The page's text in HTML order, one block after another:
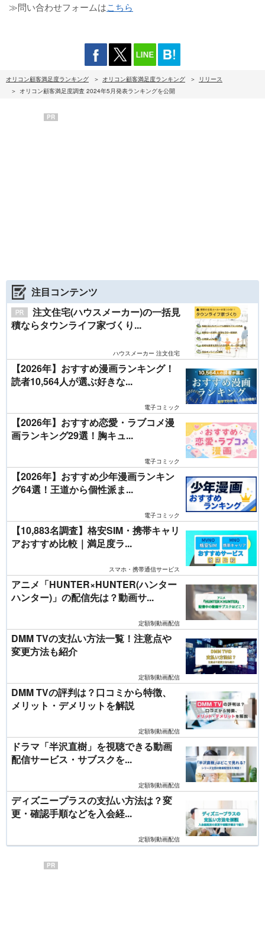
≫問い合わせフォームはこちら
オリコン顧客満足度ランキング オリコン顧客満足度ランキング
リリース
オリコン顧客満足度調査 2024年5月発表ランキングを公開
PR
注目コンテンツ
注文住宅(ハウスメーカー)の一括見
積ならタウンライフ家づくり...
ハウスメーカー 注文住宅
【2026年】おすすめ漫画ランキング！
読者10,564人が選ぶ好きな...
電子コミック
【2026年】おすすめ恋愛・ラブコメ漫
画ランキング29選！胸キュ...
電子コミック
【2026年】おすすめ少年漫画ランキン
グ64選！王道から個性派ま...
電子コミック
【10,883名調査】格安SIM・携帯キャリ
アおすすめ比較｜満足度ラ...
スマホ・携帯通信サービス
アニメ「HUNTER×HUNTER(ハンター
ハンター)」の配信先は？動画サ...
定額制動画配信
DMM TVの支払い方法一覧！注意点や
変更方法も紹介
定額制動画配信
DMM TVの評判は？口コミから特徴、
メリット・デメリットを解説
定額制動画配信
ドラマ「半沢直樹」を視聴できる動画
配信サービス・サブスクを...
定額制動画配信
ディズニープラスの支払い方法は？変
更・確認手順などを入会経...
定額制動画配信
PR